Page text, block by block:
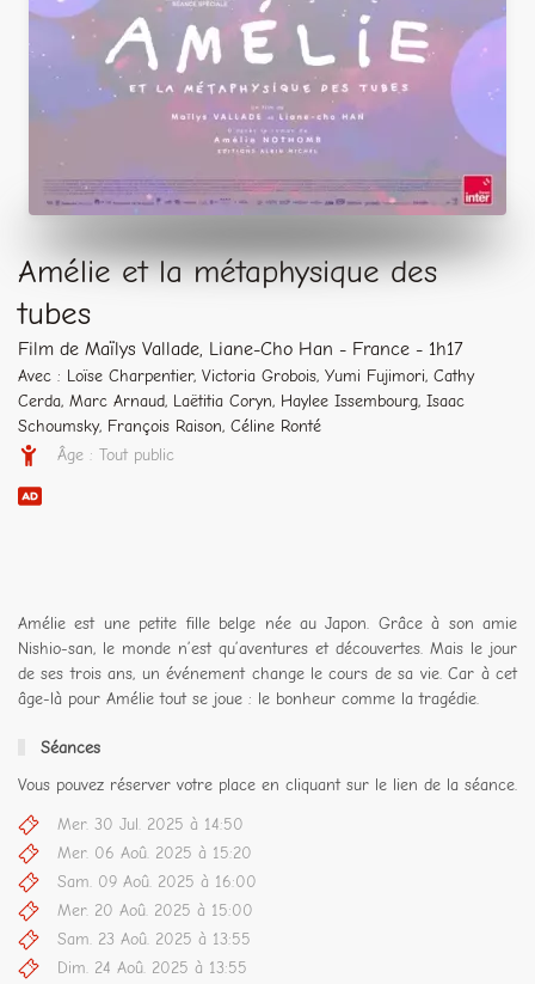
Amélie et la métaphysique des
tubes
Film de Maïlys Vallade, Liane-Cho Han - France - 1h17
Avec : Loïse Charpentier, Victoria Grobois, Yumi Fujimori, Cathy
Cerda, Marc Arnaud, Laëtitia Coryn, Haylee Issembourg, Isaac
Schoumsky, François Raison, Céline Ronté
Âge : Tout public
Amélie est une petite fille belge née au Japon. Grâce à son amie
Nishio-san, le monde n’est qu’aventures et découvertes. Mais le jour
de ses trois ans, un événement change le cours de sa vie. Car à cet
âge-là pour Amélie tout se joue : le bonheur comme la tragédie.
Séances
Vous pouvez réserver votre place en cliquant sur le lien de la séance.
Mer. 30 Jul. 2025 à 14:50
Mer. 06 Aoû. 2025 à 15:20
Sam. 09 Aoû. 2025 à 16:00
Mer. 20 Aoû. 2025 à 15:00
Sam. 23 Aoû. 2025 à 13:55
Dim. 24 Aoû. 2025 à 13:55